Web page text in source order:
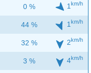
0 % 1 km/h
44 % 1 km/h
32 % 2km/h
3 % 4km/h